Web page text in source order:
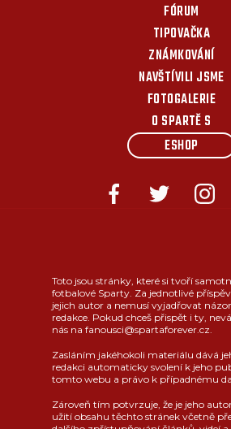
FÓRUM
TIPOVAČKA
ZNÁMKOVÁNÍ
NAVŠTÍVILI JSME
FOTOGALERIE
O SPARTĚ S
ESHOP
Toto jsou stránky, které si tvoří
fotbalové Sparty. Za jednotlivé
jejich autor a nemusí vyjadřovat
redakce. Pokud chceš přispět i ty,
nás na fanousci@spartaforever.cz.
Zasláním jakéhokoli materiálu dává
redakci automaticky svolení k jeho
tomto webu a právo k případnému
Zároveň tím potvrzuje, že je jeho
užití obsahu těchto stránek včetně